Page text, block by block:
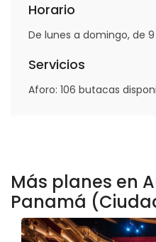
Horario
De lunes a domingo, de 9
Servicios
Aforo: 106 butacas
Más planes en
Panamá